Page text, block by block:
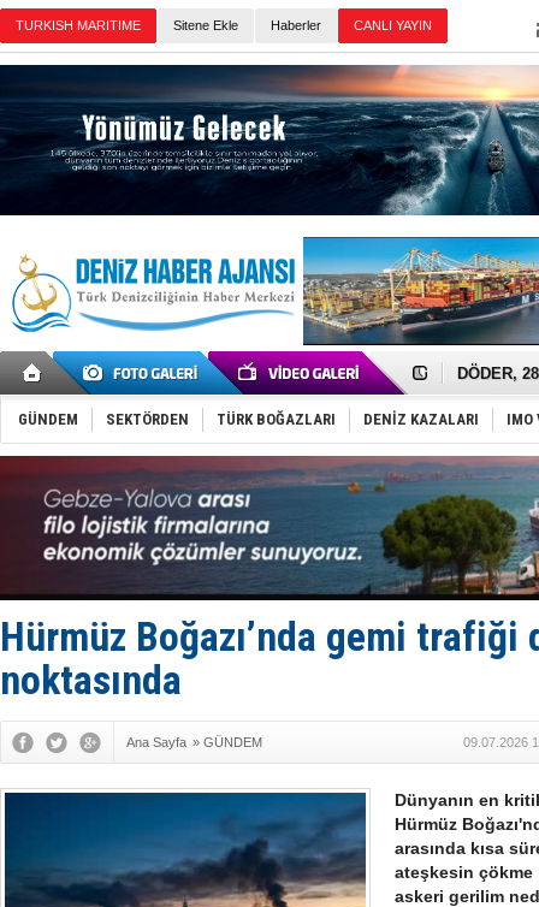
Sitene Ekle Haberler
Derince,
İTU AUV,
LNG
PROYAD,
Türkiye-
Türk
DÖDER,
Fairline,
Baltık
Runit
Limana
Türk
Hüseyin
GÜNDEM SEKTÖRDEN TÜRK BOĞAZLARI DENİZ KAZALARI IMO
Hürmüz Boğazı’nda gemi trafiği
noktasında
Ana Sayfa » GÜNDEM 09.07.2026
Dünyanın en
Hürmüz
arasında kısa
ateşkesin çökme
askeri gerilim